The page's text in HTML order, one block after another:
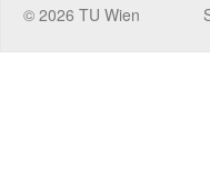
© 2026 TU Wien